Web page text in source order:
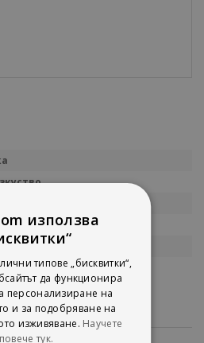
използва
типове „бисквитки“,
да функционира
персонализиране на
и за подобряване на
изживяване. Научете
повече тук.